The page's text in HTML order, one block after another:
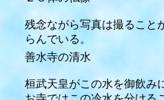
残念ながら写真は撮ること
らんでいる。
善水寺の清水
桓武天皇がこの水を御飲み